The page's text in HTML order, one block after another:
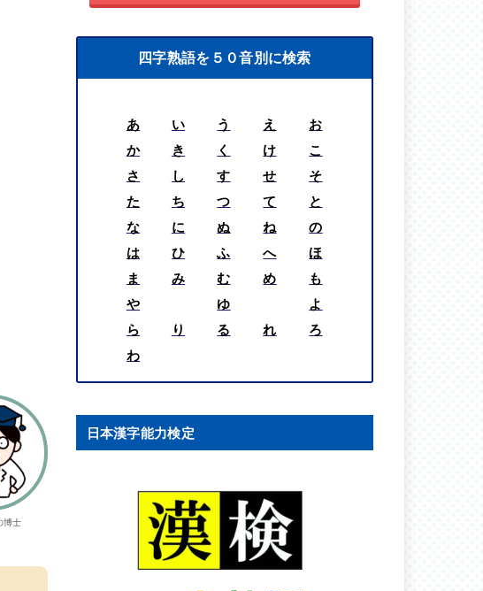
博士
四字熟語を５０音別に検索
あ い う え
お
か
き く け
こ
さ
し す せ
そ
た
ち つ て
と
な
に ぬ ね
の
は
ひ ふ へ
ほ
ま
み む め
も
や
ゆ
よ
ら
り る れ
ろ
わ
日本漢字能力検定